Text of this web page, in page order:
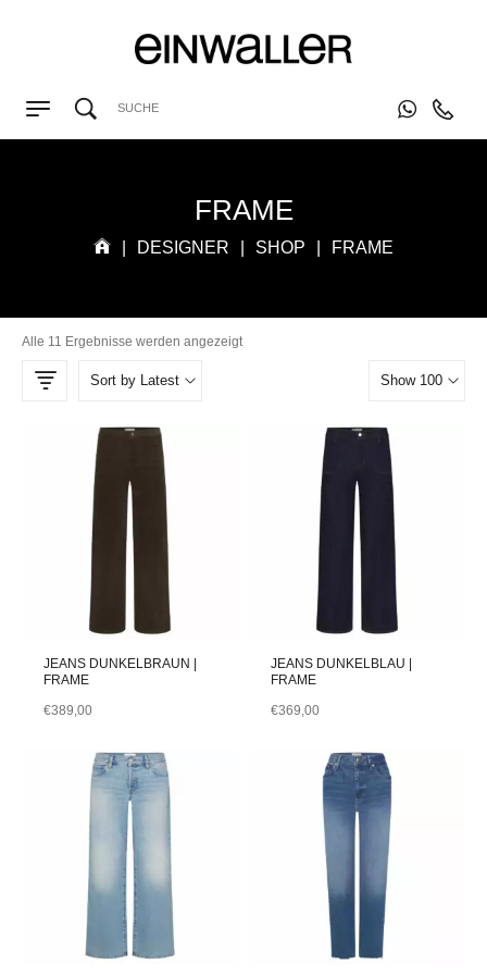
FRAME
DESIGNER SHOP FRAME
Alle 11 Ergebnisse werden angezeigt
Sort by Latest Show 100
JEANS DUNKELBRAUN |
FRAME
€389,00
JEANS DUNKELBLAU |
FRAME
€369,00